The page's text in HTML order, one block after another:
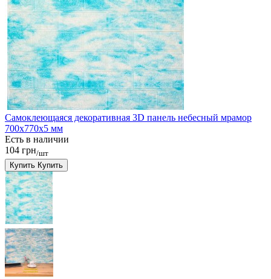
Самоклеющаяся декоративная 3D панель небесный мрамор
700x770x5 мм
Есть в наличии
104 грн/шт
Купить Купить